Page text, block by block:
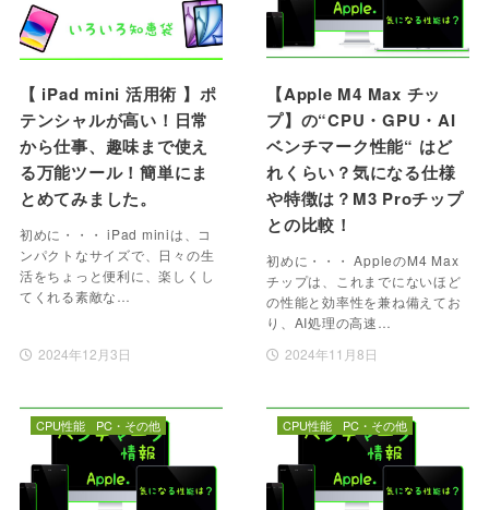
【 iPad mini 活用術 】ポ
テンシャルが高い！日常
から仕事、趣味まで使え
る万能ツール！簡単にま
とめてみました。
初めに・・・ iPad miniは、コ
ンパクトなサイズで、日々の生
活をちょっと便利に、楽しくし
てくれる素敵な…
2024年12月3日
【Apple M4 Max チッ
プ】の“CPU・GPU・AI
ベンチマーク性能“ はど
れくらい？気になる仕様
や特徴は？M3 Proチップ
との比較！
初めに・・・ AppleのM4 Max
チップは、これまでにないほど
の性能と効率性を兼ね備えてお
り、AI処理の高速…
2024年11月8日
CPU性能 PC・その他 CPU性能 PC・その他